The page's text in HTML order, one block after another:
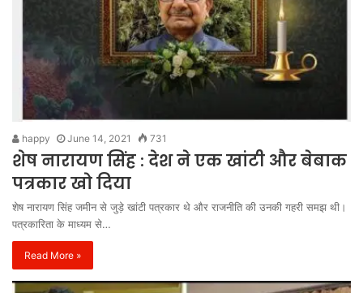
happy June 14, 2021 731
शेष नारायण सिंह : देश ने एक खांटी और बेबाक
पत्रकार खो दिया
शेष नारायण सिंह जमीन से जुड़े खांटी पत्रकार थे और राजनीति की उनकी गहरी समझ थी।
पत्रकारिता के माध्यम से…
Read More »